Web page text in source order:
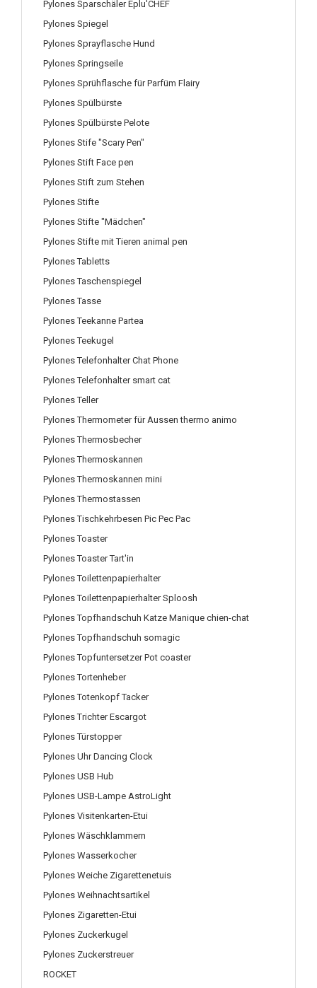
Pylones Sparschäler Eplu'CHEF
Pylones Spiegel
Pylones Sprayflasche Hund
Pylones Springseile
Pylones Sprühflasche für Parfüm Flairy
Pylones Spülbürste
Pylones Spülbürste Pelote
Pylones Stife "Scary Pen"
Pylones Stift Face pen
Pylones Stift zum Stehen
Pylones Stifte
Pylones Stifte "Mädchen"
Pylones Stifte mit Tieren animal pen
Pylones Tabletts
Pylones Taschenspiegel
Pylones Tasse
Pylones Teekanne Partea
Pylones Teekugel
Pylones Telefonhalter Chat Phone
Pylones Telefonhalter smart cat
Pylones Teller
Pylones Thermometer für Aussen thermo animo
Pylones Thermosbecher
Pylones Thermoskannen
Pylones Thermoskannen mini
Pylones Thermostassen
Pylones Tischkehrbesen Pic Pec Pac
Pylones Toaster
Pylones Toaster Tart'in
Pylones Toilettenpapierhalter
Pylones Toilettenpapierhalter Sploosh
Pylones Topfhandschuh Katze Manique chien-chat
Pylones Topfhandschuh somagic
Pylones Topfuntersetzer Pot coaster
Pylones Tortenheber
Pylones Totenkopf Tacker
Pylones Trichter Escargot
Pylones Türstopper
Pylones Uhr Dancing Clock
Pylones USB Hub
Pylones USB-Lampe AstroLight
Pylones Visitenkarten-Etui
Pylones Wäschklammern
Pylones Wasserkocher
Pylones Weiche Zigarettenetuis
Pylones Weihnachtsartikel
Pylones Zigaretten-Etui
Pylones Zuckerkugel
Pylones Zuckerstreuer
ROCKET